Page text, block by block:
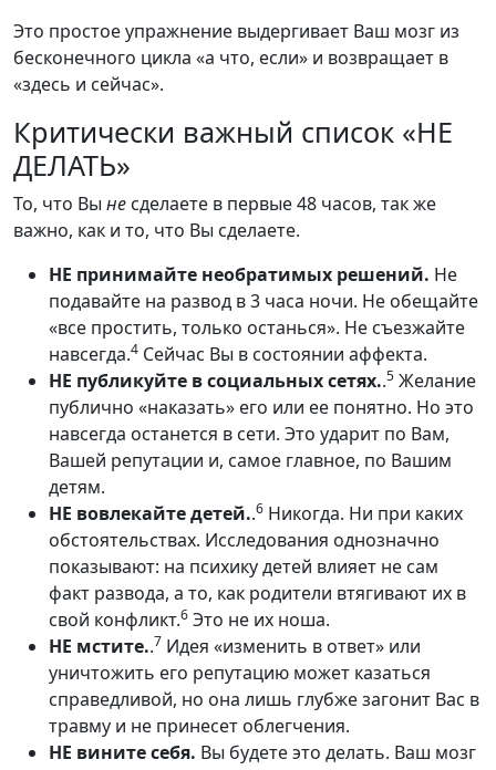
Это простое упражнение выдергивает Ваш мозг из
бесконечного цикла «а что, если» и возвращает в
«здесь и сейчас».
Критически важный список «НЕ
ДЕЛАТЬ»
То, что Вы не сделаете в первые 48 часов, так же
важно, как и то, что Вы сделаете.
НЕ принимайте необратимых решений. Не
подавайте на развод в 3 часа ночи. Не обещайте
«все простить, только останься». Не съезжайте
навсегда.4 Сейчас Вы в состоянии аффекта.
НЕ публикуйте в социальных сетях..5 Желание
публично «наказать» его или ее понятно. Но это
навсегда останется в сети. Это ударит по Вам,
Вашей репутации и, самое главное, по Вашим
детям.
НЕ вовлекайте детей..6 Никогда. Ни при каких
обстоятельствах. Исследования однозначно
показывают: на психику детей влияет не сам
факт развода, а то, как родители втягивают их в
свой конфликт.6 Это не их ноша.
НЕ мстите..7 Идея «изменить в ответ» или
уничтожить его репутацию может казаться
справедливой, но она лишь глубже загонит Вас в
травму и не принесет облегчения.
НЕ вините себя. Вы будете это делать. Ваш мозг